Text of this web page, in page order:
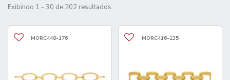
Exibindo 1 - 30 de 202 resultados
MORC448-176 MORC416-135